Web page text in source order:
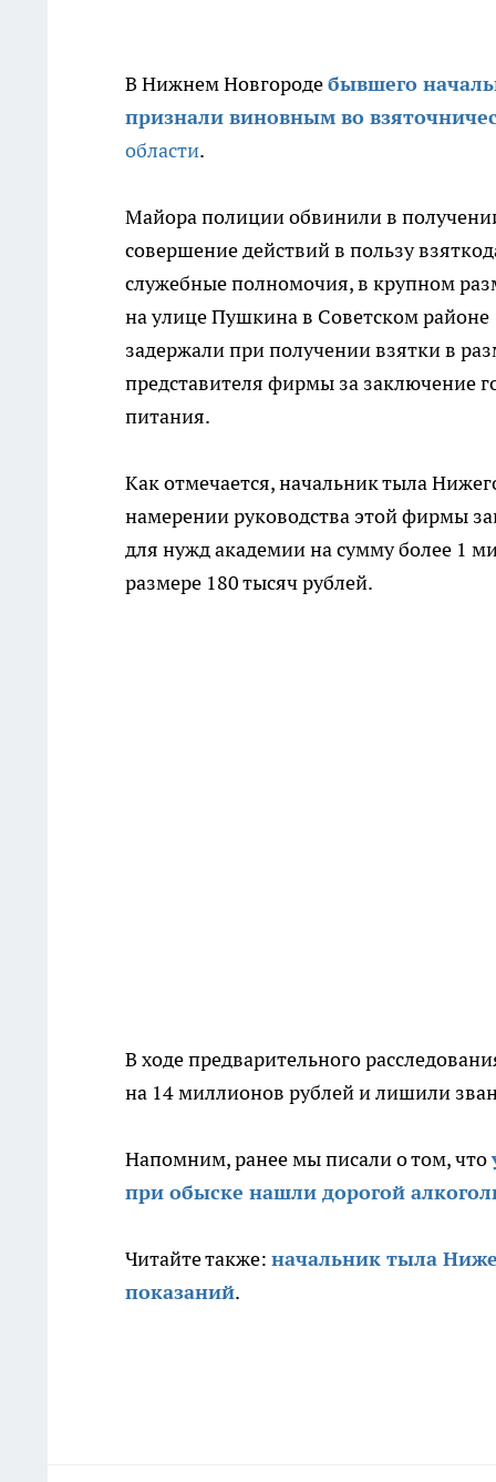
В Нижнем Новгородебывшего
признали виновным во
области.
Майора полиции обвинили в
совершение действий в пользу
служебные полномочия, в крупном
на улице Пушкина в Советском
задержали при получении взятки в
представителя фирмы за заключение
питания.
Как отмечается, начальник тыла
намерении руководства этой фирмы
для нужд академии на сумму более 1
размере 180 тысяч рублей.
В ходе предварительного
на 14 миллионов рублей и лишили
Напомним, ранее мы писали о том, что
при обыске нашли дорогой
Читайте также: начальник тыла
показаний.